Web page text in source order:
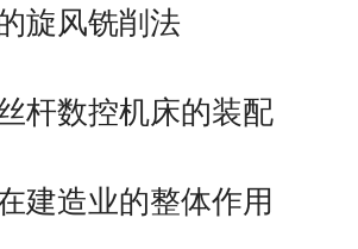
旋风铣削法
杆数控机床的装配
建造业的整体作用